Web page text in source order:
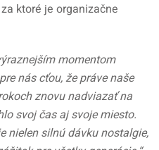
ktoré je organizačne
momentom
nás cťou, že práve naše
znovu nadviazať na
svoj čas aj svoje miesto.
nielen silnú dávku nostalgie,